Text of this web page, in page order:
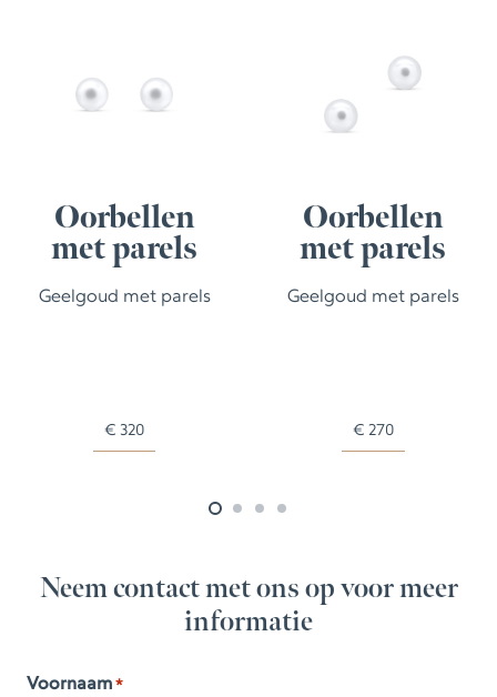
Oorbellen
met parels
Geelgoud met parels
€ 320
Oorbellen
met parels
Geelgoud met parels
€ 270
Neem contact met ons op voor meer
informatie
Voornaam *